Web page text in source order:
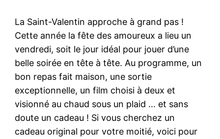
La Saint-Valentin approche à grand pas !
Cette année la fête des amoureux a lieu un
vendredi, soit le jour idéal pour jouer d’une
belle soirée en tête à tête. Au programme, un
bon repas fait maison, une sortie
exceptionnelle, un film choisi à deux et
visionné au chaud sous un plaid … et sans
doute un cadeau ! Si vous cherchez un
cadeau original pour votre moitié, voici pour